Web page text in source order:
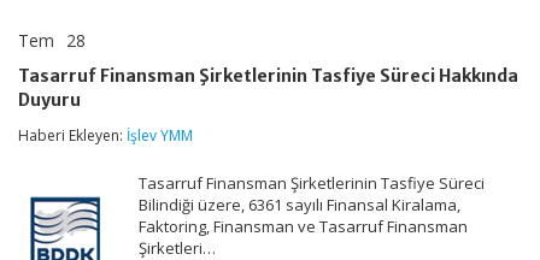
Tem 28
Şirketlerinin
Hakkında
Tasarruf Finansman Şirketlerinin Tasfiye Süreci Hakkında
Duyuru
Haberi Ekleyen: İşlev YMM
Tasarruf Finansman Şirketlerinin Tasfiye Süreci
Bilindiği üzere, 6361 sayılı Finansal Kiralama,
Faktoring, Finansman ve Tasarruf Finansman
Şirketleri…